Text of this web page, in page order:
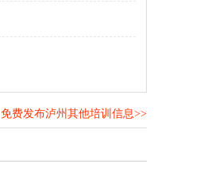
免费发布泸州其他培训信息>>